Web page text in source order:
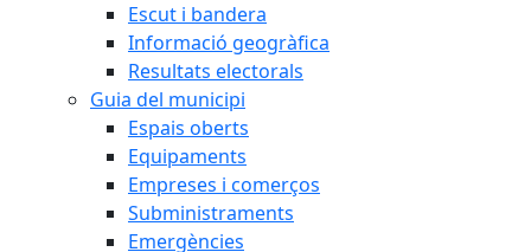
Escut i bandera
Informació geogràfica
Resultats electorals
Guia del municipi
Espais oberts
Equipaments
Empreses i comerços
Subministraments
Emergències